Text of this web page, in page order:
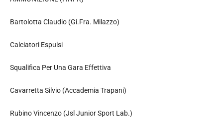
Bartolotta Claudio (Gi.Fra. Milazzo)
Calciatori Espulsi
Squalifica Per Una Gara Effettiva
Cavarretta Silvio (Accademia Trapani)
Rubino Vincenzo (Jsl Junior Sport Lab.)